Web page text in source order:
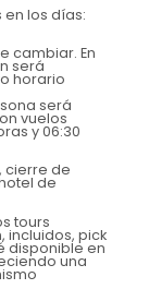
los días:
cambiar. En
será
horario
será
vuelos
y 06:30
cierre de
de
tours
pick
disponible en
una